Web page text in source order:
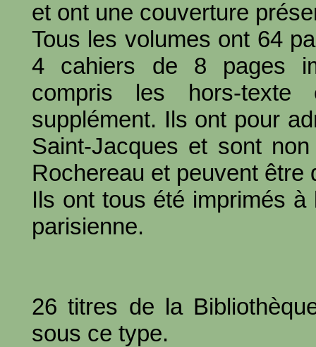
et ont une couverture
Tous les volumes ont 64
4 cahiers de 8 pages
compris les hors-
supplément. Ils ont pour
Saint-Jacques et sont
Rochereau et peuvent être
Ils ont tous été imprimés à
parisienne.
26 titres de la
sous ce type.